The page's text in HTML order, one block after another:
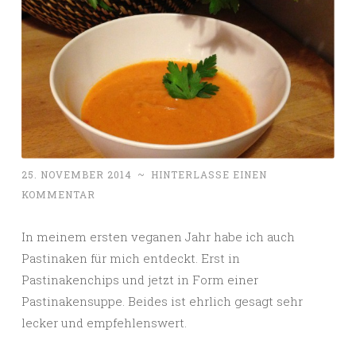
25. NOVEMBER 2014 ~
HINTERLASSE EINEN
KOMMENTAR
In meinem ersten veganen Jahr habe ich auch
Pastinaken für mich entdeckt. Erst in
Pastinakenchips und jetzt in Form einer
Pastinakensuppe. Beides ist ehrlich gesagt sehr
lecker und empfehlenswert.